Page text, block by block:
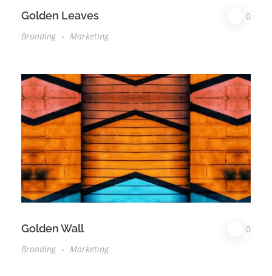
Golden Leaves
0
Branding
Marketing
Golden Wall
0
Branding
Marketing